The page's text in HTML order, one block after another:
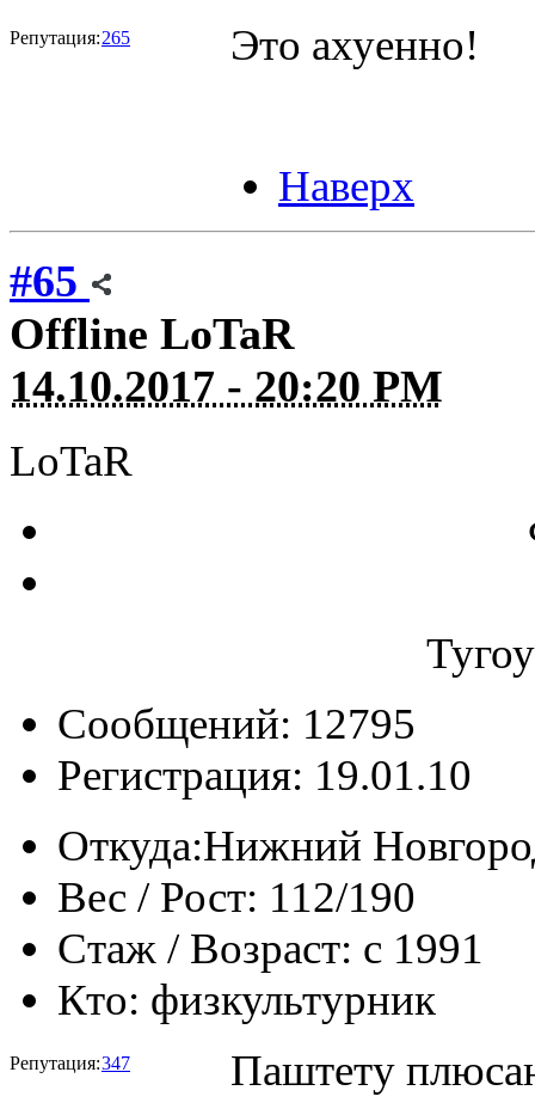
Репутация:265 Это ахуенно!
Наверх
#65
Offline LoTaR
14.10.2017 - 20:20 PM
LoTaR
Сообщений: 12795
Регистрация: 19.01.10
Откуда:Нижний
Вес / Рост: 112/190
Стаж / Возраст: с 1991
Кто: физкультурник
Репутация:347
Паштету